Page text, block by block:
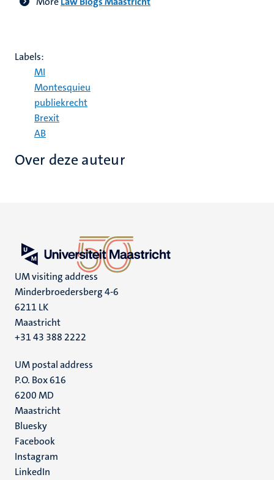
Labels:
MI
Montesquieu
publiekrecht
Brexit
AB
Over deze auteur
UM visiting address
Minderbroedersberg 4-6
6211 LK
Maastricht
+31 43 388 2222
UM postal address
P.O. Box 616
6200 MD
Maastricht
Social
media
Bluesky
Facebook
Instagram
LinkedIn